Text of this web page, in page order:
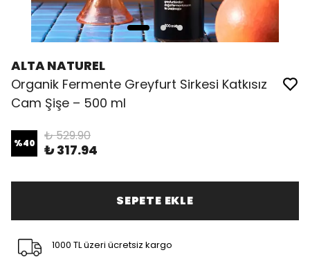
ALTA NATUREL
Organik Fermente Greyfurt Sirkesi Katkısız
Cam Şişe – 500 ml
%40 ₺ 529.90
₺ 317.94
SEPETE EKLE
1000 TL üzeri ücretsiz kargo